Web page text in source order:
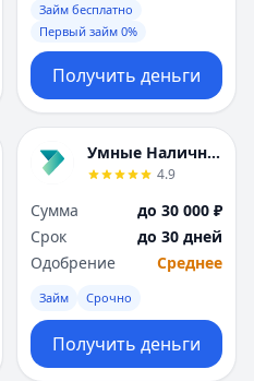
Займ бесплатно
Первый займ 0%
Получить деньги
Умные Наличные
4.9
Сумма
до 30 000 ₽
Срок
до 30 дней
Одобрение
Среднее
Займ Срочно
Получить деньги